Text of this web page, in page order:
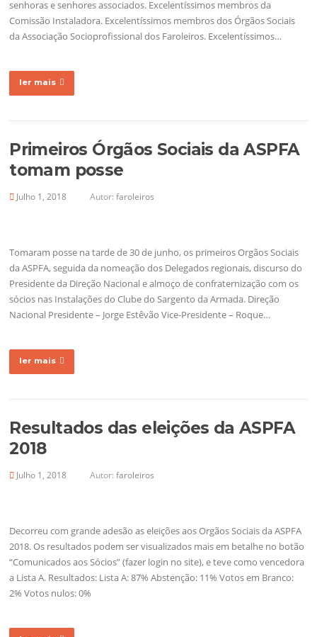
senhoras e senhores associados. Excelentíssimos membros da
Comissão Instaladora. Excelentíssimos membros dos Órgãos Sociais
da Associação Socioprofissional dos Faroleiros. Excelentíssimos…
ler mais
Primeiros Órgãos Sociais da ASPFA
tomam posse
Julho 1, 2018 Autor:faroleiros
Tomaram posse na tarde de 30 de junho, os primeiros Orgãos Sociais
da ASPFA, seguida da nomeação dos Delegados regionais, discurso do
Presidente da Direção Nacional e almoço de confraternização com os
sócios nas Instalações do Clube do Sargento da Armada. Direção
Nacional Presidente – Jorge Estêvão Vice-Presidente – Roque…
ler mais
Resultados das eleições da ASPFA
2018
Julho 1, 2018 Autor:faroleiros
Decorreu com grande adesão as eleições aos Orgãos Sociais da ASPFA
2018. Os resultados podem ser visualizados mais em betalhe no botão
“Comunicados aos Sócios” (fazer login no site), e teve como vencedora
a Lista A. Resultados: Lista A: 87% Abstenção: 11% Votos em Branco:
2% Votos nulos: 0%